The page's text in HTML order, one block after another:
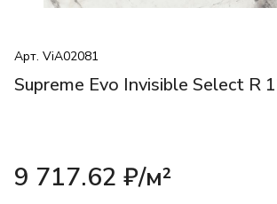
Арт. ViA02081
Supreme Evo Invisible Select R
9 717.62 ₽/м²